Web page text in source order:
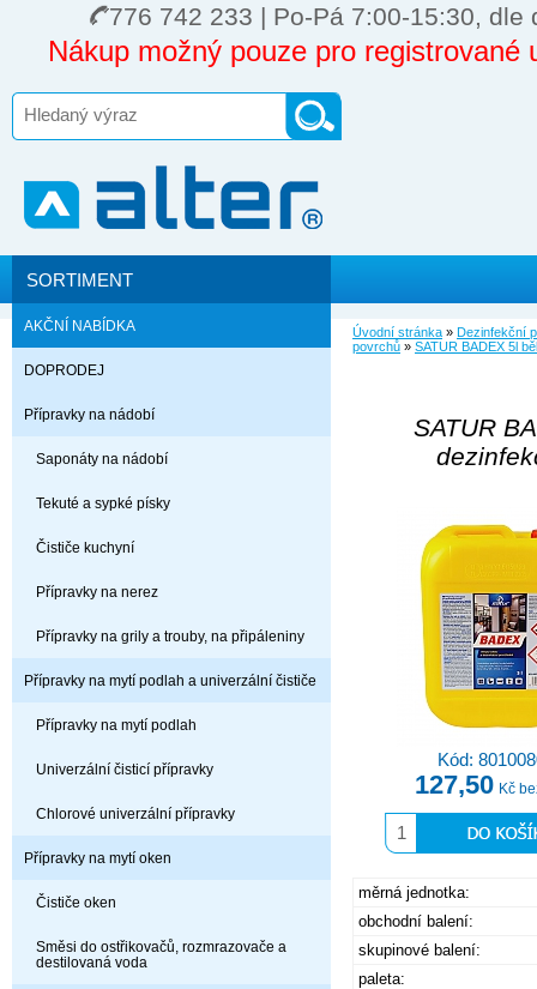
776 742 233 | Po-Pá 7:00-15:30, dle
Nákup možný pouze pro registrované
SORTIMENT
AKČNÍ NABÍDKA
DOPRODEJ
Přípravky na nádobí
Saponáty na nádobí
Tekuté a sypké písky
Čističe kuchyní
Přípravky na nerez
Přípravky na grily a trouby, na připáleniny
Přípravky na mytí podlah a univerzální čističe
Přípravky na mytí podlah
Univerzální čisticí přípravky
Chlorové univerzální přípravky
Přípravky na mytí oken
Čističe oken
Směsi do ostřikovačů, rozmrazovače a
destilovaná voda
Úvodní stránka » Dezinfekční
povrchů » SATUR BADEX 5l
SATUR
Kód:
127,50 Kč
měrná jednotka:
obchodní balení:
skupinové balení:
paleta: